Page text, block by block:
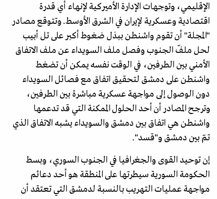
الإقليمي، وتوجهات الإدارة الأميركية لإنهاء أي قدرة
اقتصادية وعسكرية لإيران في الشرق الأوسط. وتتوقع مصادر
"المجلة" أن تقوم واشنطن ببذل ضغوط أكبر على تل أبيب
لحل ملفّ الجنوب وفصل ملف السويداء عن ملف الاتفاق
الأمني بين الطرفين، في الوقت نفسه يمكن أن تضغط
واشنطن على دمشق لتحقيق اتفاق مع فصائل السويداء
دون الوصول إلى مواجهة عسكرية مباشرة بين الطرفين،
وترجح المصادر أن أحد الحلول الممكنة التي قد تدعمها
واشنطن هي اتفاق بين دمشق والسويداء يشبه الاتفاق الذي
تمّ بين دمشق و"قسد".
إن توحيد القوى والجغرافيا في الجنوب السوري، وبسط
الحكومة السورية سيطرتها على المنطقة هو أحد دعائم
مواجهة عمليات التهريب بالنسبة لدمشق التي تعتقد أن